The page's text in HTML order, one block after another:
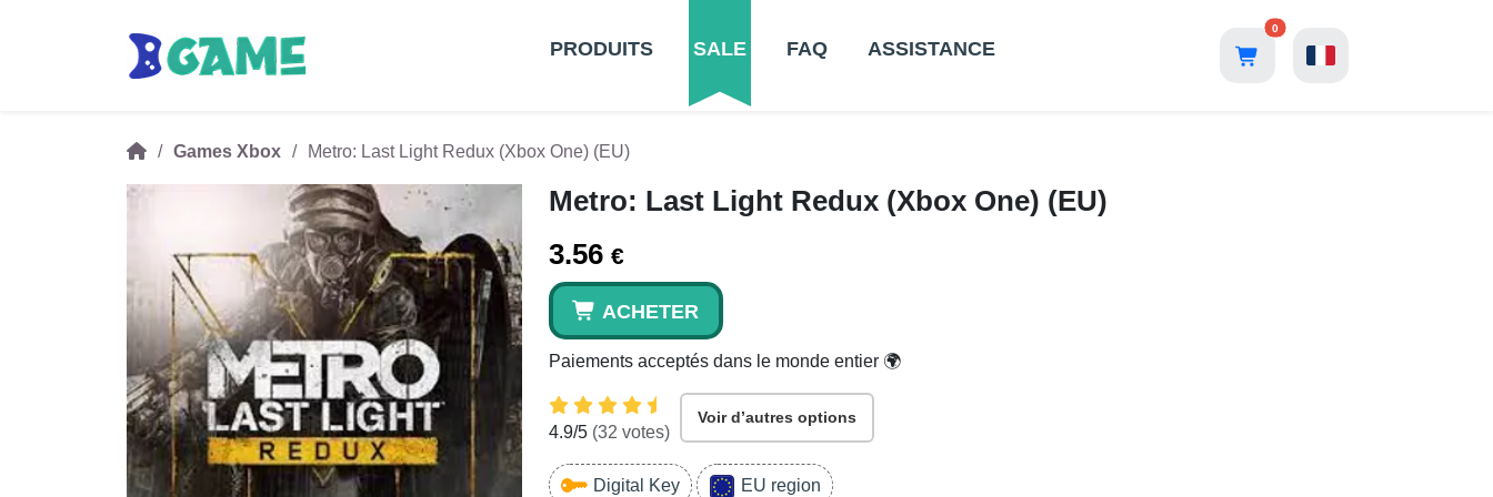
PRODUITS SALE FAQ ASSISTANCE
0
Games Xbox Metro: Last Light Redux (Xbox One) (EU)
Metro: Last Light Redux (Xbox One) (EU)
3.56 €
ACHETER
Paiements acceptés dans le monde entier 🌍
4.9/5 (32 votes)
Voir d’autres options
Digital Key EU region